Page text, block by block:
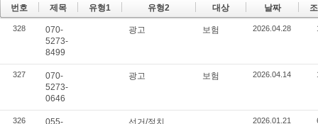
번호 제목 유형1 유형2 대상 날짜
328
070-
5273-
8499
광고 보험 2026.04.28
327
070-
5273-
0646
광고 보험 2026.04.14
326
055-
선거/정치 2026.01.21